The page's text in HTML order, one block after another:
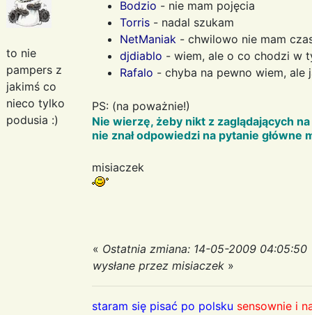
to nie
pampers z
jakimś co
nieco tylko
podusia :)
Bodzio - nie mam pojęcia
Torris - nadal szukam
NetManiak - chwilowo nie mam
djdiablo - wiem, ale o co chodzi w
Rafalo - chyba na pewno wiem,
PS: (na poważnie!)
Nie wierzę, żeby nikt z zaglądających
nie znał odpowiedzi na pytanie główne
misiaczek
« Ostatnia zmiana: 14-05-2009 04:05:50
wysłane przez misiaczek »
staram się pisać po polsku sensownie i